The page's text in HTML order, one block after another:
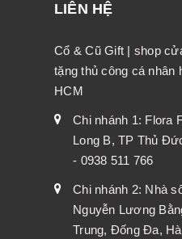
LIÊN HỆ
Cổ & Cũ Gift | shop
tặng thủ công cá nhân
HCM
Chi nhánh 1: Flora
Long B, TP Thủ
- 0938 511 766
Chi nhánh 2: Nhà
Nguyễn Lương
Trung, Đống Đa,